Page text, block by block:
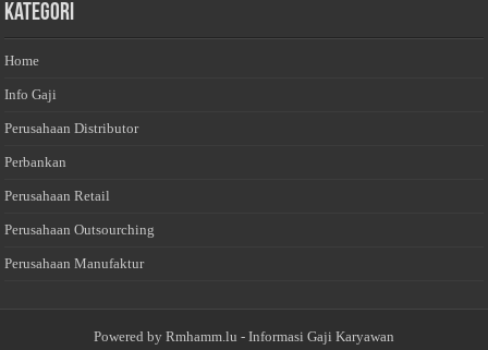
Kategori
Home
Info Gaji
Perusahaan Distributor
Perbankan
Perusahaan Retail
Perusahaan Outsourching
Perusahaan Manufaktur
Powered by Rmhamm.lu - Informasi Gaji Karyawan